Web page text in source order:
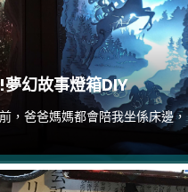
幻故事燈箱DIY
，爸爸媽媽都會陪我坐係床邊，